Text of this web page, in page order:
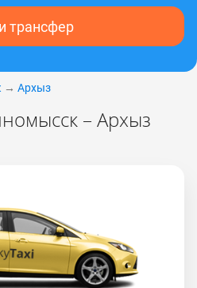
трансфер
→ Архыз
– Архыз